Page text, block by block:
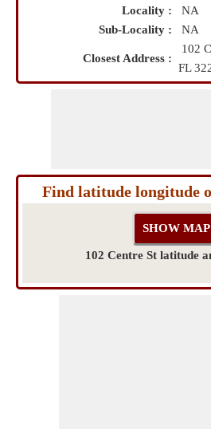
Locality :
NA
Sub-Locality :
NA
Closest Address :
102
FL
Find latitude longitude
102 Centre St latitude